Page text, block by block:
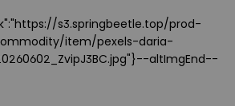
s3.springbeetle.top/prod-
item/pexels-daria-
altImgEnd--